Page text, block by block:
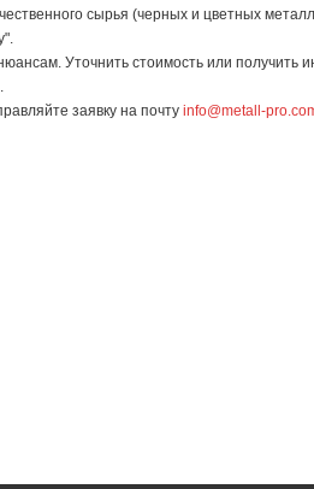
сырья (черных и цветных
Уточнить стоимость или
заявку на почту info@metall-